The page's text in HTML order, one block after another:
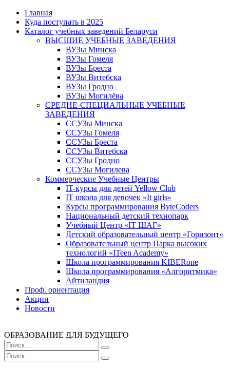
Главная
Куда поступать в 2025
Каталог учебных заведений Беларуси
ВЫСШИЕ УЧЕБНЫЕ ЗАВЕДЕНИЯ
ВУЗы Минска
ВУЗы Гомеля
ВУЗы Бреста
ВУЗы Витебска
ВУЗы Гродно
ВУЗы Могилёва
СРЕДНЕ-СПЕЦИАЛЬНЫЕ УЧЕБНЫЕ
ЗАВЕДЕНИЯ
ССУЗы Минска
ССУЗы Гомеля
ССУЗы Бреста
ССУЗы Витебска
ССУЗы Гродно
ССУЗы Могилева
Коммерческие Учебные Центры
IT-курсы для детей Yellow Club
IT школа для девочек «It girls»
Курсы программирования ByteCoders
Национальный детский технопарк
Учебный Центр «IT ШАГ»
Детский образовательный центр «Горизонт»
Образовательный центр Парка высоких
технологий «ITeen Academy»
Школа программирования KIBERone
Школа программирования «Алгоритмика»
Айтиландия
Проф. ориентация
Акции
Новости
ОБРАЗОВАНИЕ ДЛЯ БУДУЩЕГО